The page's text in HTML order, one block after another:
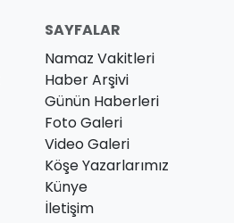
SAYFALAR
Namaz Vakitleri
Haber Arşivi
Günün Haberleri
Foto Galeri
Video Galeri
Köşe Yazarlarımız
Künye
İletişim